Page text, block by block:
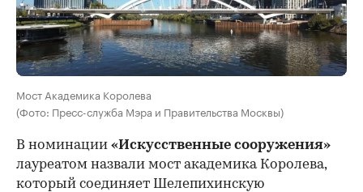
Мост Академика Королева
(Фото: Пресс-служба Мэра и Правительства Москвы)
В номинации «Искусственные сооружения»
лауреатом назвали мост академика Королева,
который соединяет Шелепихинскую